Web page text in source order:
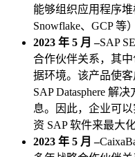
能够组织应用程序堆
Snowflake、GCP 等
2023 年 5 月 –SAP
合作伙伴关系，其
据环境。该产品使
SAP Datasphere 解
息。因此，企业可
资 SAP 软件来最大
2023 年 5 月 –